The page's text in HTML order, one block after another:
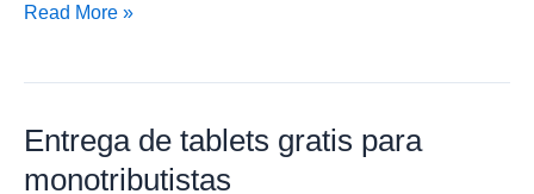
Anses:
asignaciones
Read More »
Entrega de tablets gratis para
monotributistas